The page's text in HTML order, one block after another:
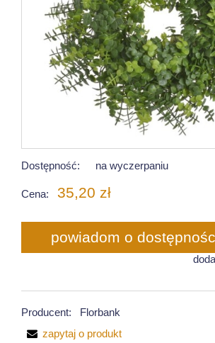
Dostępność: na wyczerpaniu
Cena: 35,20 zł
powiadom o
Producent:
Florbank
zapytaj o produkt